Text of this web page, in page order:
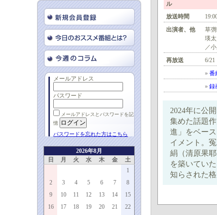
メールアドレス
パスワード
メールアドレスとパスワードを記
憶
パスワードを忘れた方はこちら
2026年8月
日
月 火 水 木 金
土
1
2
3 4 5 6 7
8
9
10 11 12 13 14
15
16
17 18 19 20 21
22
ル
放送時間
出演者、他
草
瑛
／
再放送
6/
» 番
» 録
2024年に公
集めた話題
進」をベー
イメント。
絹（清原果
を築いてい
知らされた